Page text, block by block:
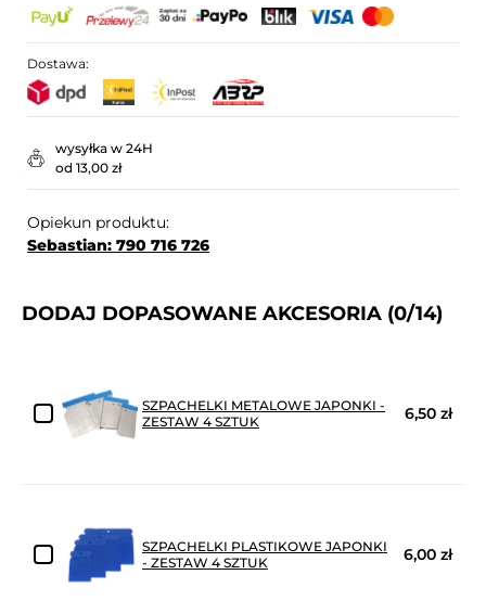
Dostawa:
wysyłka w 24H
od 13,00 zł
Opiekun produktu:
Sebastian: 790 716 726
DODAJ DOPASOWANE AKCESORIA (0/14)
SZPACHELKI METALOWE JAPONKI -
ZESTAW 4 SZTUK
6,50 zł
SZPACHELKI PLASTIKOWE JAPONKI
- ZESTAW 4 SZTUK
6,00 zł